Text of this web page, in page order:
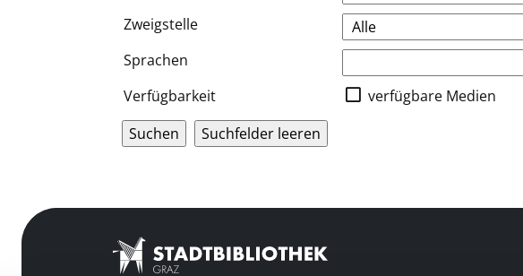
Zweigstelle
Sprachen
Verfügbarkeit
verfügbare Medien